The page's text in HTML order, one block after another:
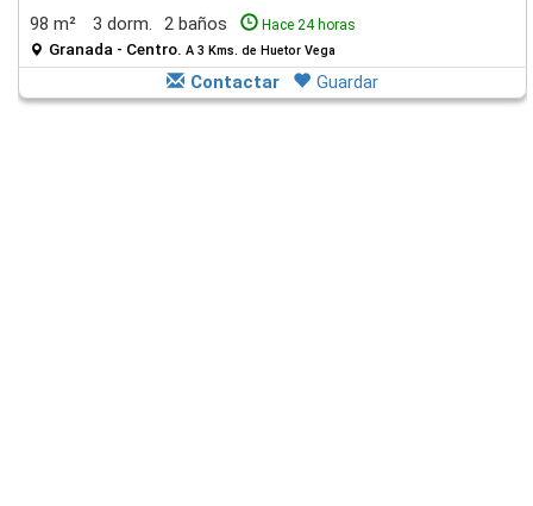
98 m² 3 dorm. 2 baños Hace 24 horas
Granada - Centro. A 3 Kms. de Huetor Vega
Contactar Guardar